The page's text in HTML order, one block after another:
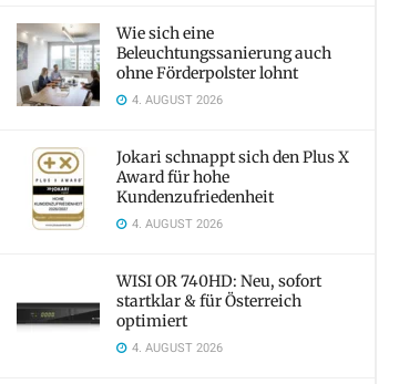
Wie sich eine
Beleuchtungssanierung auch
ohne Förderpolster lohnt
4. AUGUST 2026
Jokari schnappt sich den Plus X
Award für hohe
Kundenzufriedenheit
4. AUGUST 2026
WISI OR 740HD: Neu, sofort
startklar & für Österreich
optimiert
4. AUGUST 2026